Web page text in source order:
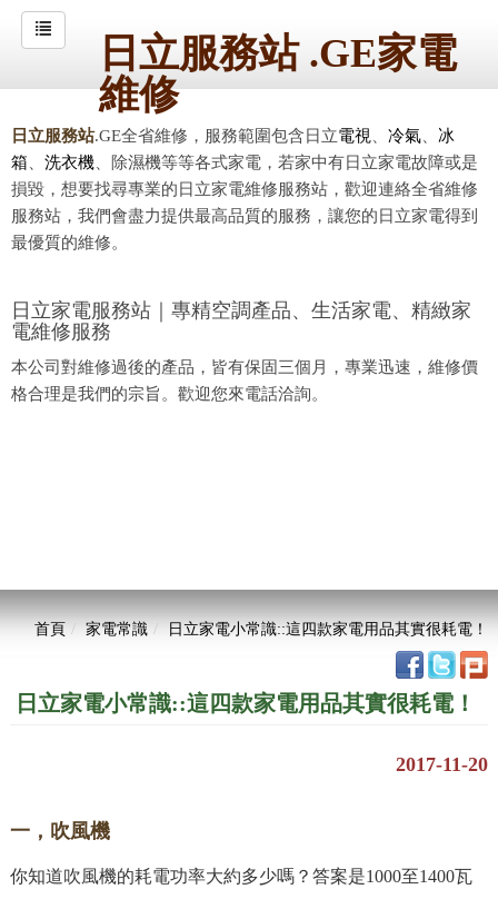
日立服務站 .GE家電
維修
日立服務站.GE全省維修，服務範圍包含日立電視 冷氣
冰
箱
洗衣機 、除濕機等等各式家電，若家中有日立家電故障或是
損毀，想要找尋專業的日立家電維修服務站，歡迎連絡全省維修
服務站，我們會盡力提供最高品質的服務，讓您的日立家電得到
最優質的維修。
日立家電服務站｜專精空調產品、生活家電、精緻家
電維修服務
本公司對維修過後的產品，皆有保固三個月，專業迅速，維修價
格合理是我們的宗旨。歡迎您來電話洽詢。
首頁 家電常識 日立家電小常識::這四款家電用品其實很耗電！
日立家電小常識::這四款家電用品其實很耗電！
2017-11-20
一，吹風機
你知道吹風機的耗電功率大約多少嗎？答案是1000至1400瓦